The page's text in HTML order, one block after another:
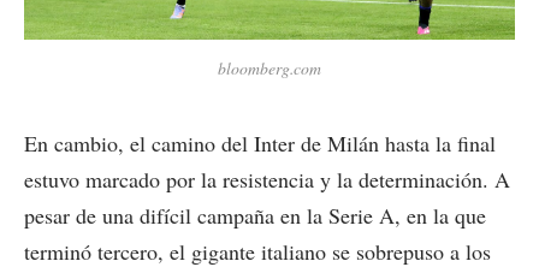
bloomberg.com
En cambio, el camino del Inter de Milán hasta la final
estuvo marcado por la resistencia y la determinación. A
pesar de una difícil campaña en la Serie A, en la que
terminó tercero, el gigante italiano se sobrepuso a los